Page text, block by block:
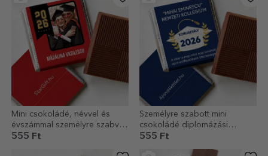
Mini csokoládé, névvel és
évszámmal személyre szabva
diplomásoknak
555 Ft
Személyre szabott mini
csokoládé diplomázási
üzenettel
555 Ft